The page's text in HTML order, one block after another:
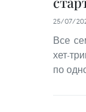
25/07/
Все
хет-
по